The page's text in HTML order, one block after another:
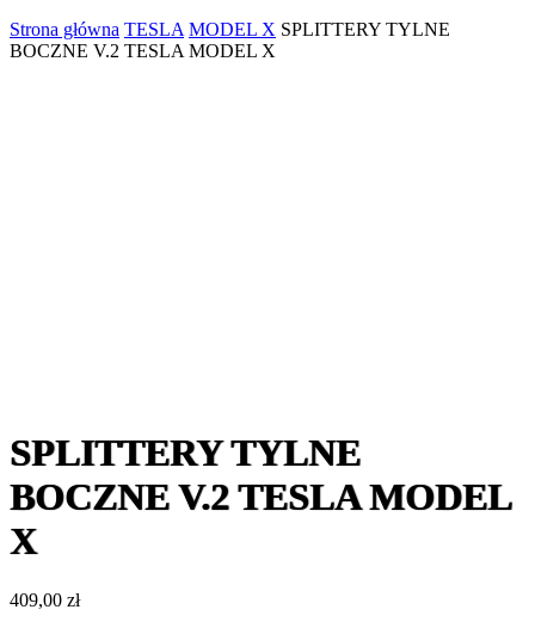
Strona główna TESLA MODEL X SPLITTERY TYLNE
BOCZNE V.2 TESLA MODEL X
SPLITTERY TYLNE
BOCZNE V.2 TESLA MODEL
X
409,00 zł